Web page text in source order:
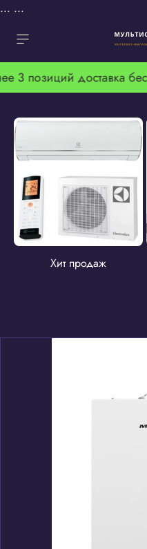
... ...
3 позиций доставка
Хит продаж